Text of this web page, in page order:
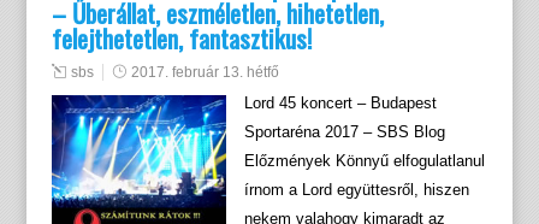
– Űberállat, eszméletlen, hihetetlen,
felejthetetlen, fantasztikus!
sbs 2017. február 13. hétfő
Lord 45 koncert – Budapest
Sportaréna 2017 – SBS Blog
Előzmények Könnyű elfogulatlanul
írnom a Lord együttesről, hiszen
nekem valahogy kimaradt az